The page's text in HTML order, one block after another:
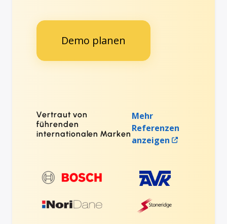
Demo planen
Vertraut von
führenden
internationalen Marken
Mehr
Referenzen
anzeigen